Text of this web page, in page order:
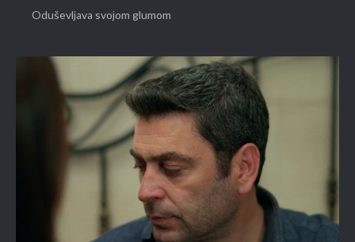
Oduševljava svojom glumom